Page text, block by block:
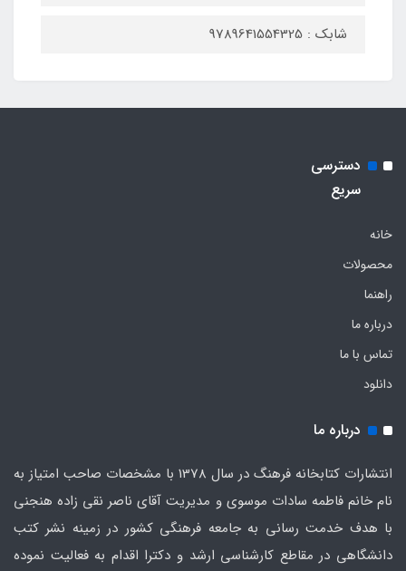
شابک : 9789641554325
دسترسی
سریع
خانه
محصولات
راهنما
درباره ما
تماس با ما
دانلود
درباره ما
انتشارات کتابخانه فرهنگ در سال 1378 با مشخصات صاحب امتیاز به
نام خانم فاطمه سادات موسوی و مدیریت آقای ناصر نقی زاده هنجنی
با هدف خدمت رسانی به جامعه فرهنگی کشور در زمینه نشر کتب
دانشگاهی در مقاطع کارشناسی ارشد و دکترا اقدام به فعالیت نموده